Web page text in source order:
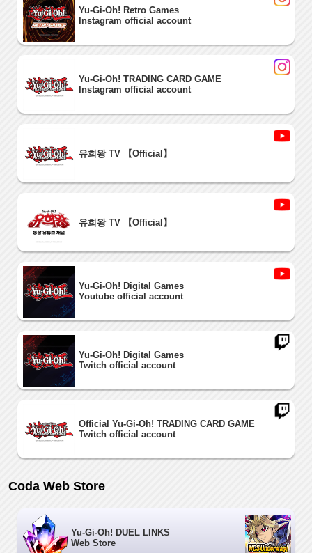
Yu-Gi-Oh! Retro Games
Instagram official account
Yu-Gi-Oh! TRADING CARD GAME
Instagram official account
유희왕 TV 【Official】
유희왕 TV 【Official】
Yu-Gi-Oh! Digital Games
Youtube official account
Yu-Gi-Oh! Digital Games
Twitch official account
Official Yu-Gi-Oh! TRADING CARD GAME
Twitch official account
Coda Web Store
Yu-Gi-Oh! DUEL LINKS
Web Store